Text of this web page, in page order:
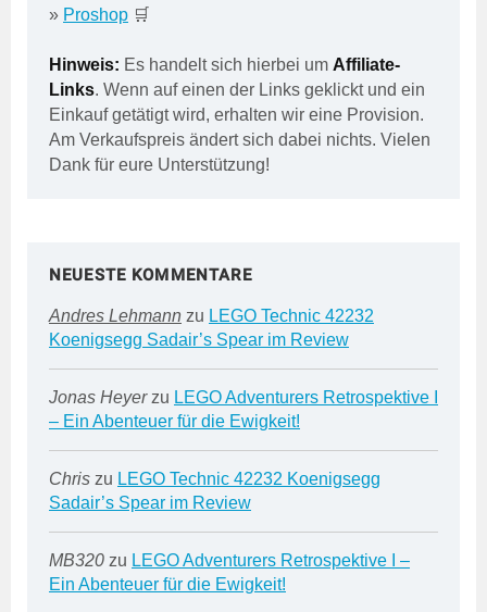
» Proshop 🛒
Hinweis: Es handelt sich hierbei um Affiliate-
Links. Wenn auf einen der Links geklickt und ein
Einkauf getätigt wird, erhalten wir eine Provision.
Am Verkaufspreis ändert sich dabei nichts. Vielen
Dank für eure Unterstützung!
NEUESTE KOMMENTARE
Andres Lehmann zu LEGO Technic 42232
Koenigsegg Sadair’s Spear im Review
Jonas Heyerzu LEGO Adventurers Retrospektive I
– Ein Abenteuer für die Ewigkeit!
Chris zu LEGO Technic 42232 Koenigsegg
Sadair’s Spear im Review
MB320 zu LEGO Adventurers Retrospektive I –
Ein Abenteuer für die Ewigkeit!